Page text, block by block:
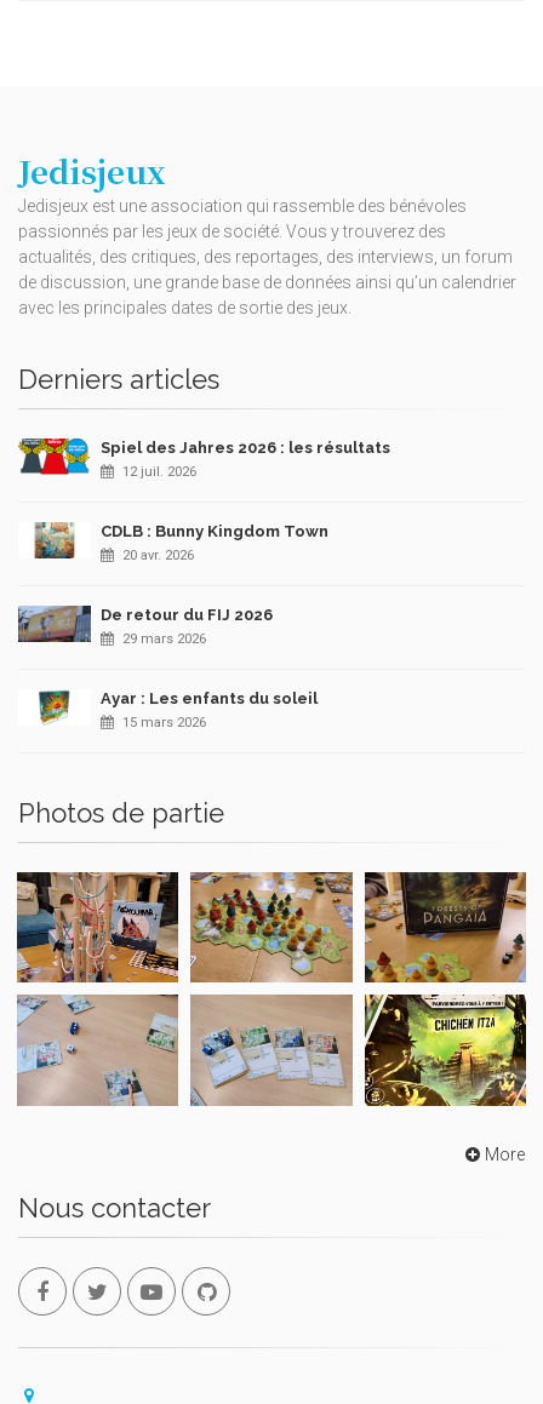
Jedisjeux
Jedisjeux est une association qui rassemble des bénévoles
passionnés par les jeux de société. Vous y trouverez des
actualités, des critiques, des reportages, des interviews, un forum
de discussion, une grande base de données ainsi qu’un calendrier
avec les principales dates de sortie des jeux.
Derniers articles
Spiel des Jahres 2026 : les résultats
12 juil. 2026
CDLB : Bunny Kingdom Town
20 avr. 2026
De retour du FIJ 2026
29 mars 2026
Ayar : Les enfants du soleil
15 mars 2026
Photos de partie
More
Nous contacter